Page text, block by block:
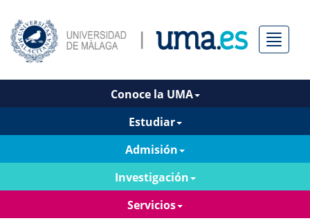
Menú
Conoce la UMA
Estudiar
Admisión
Investigación
Servicios